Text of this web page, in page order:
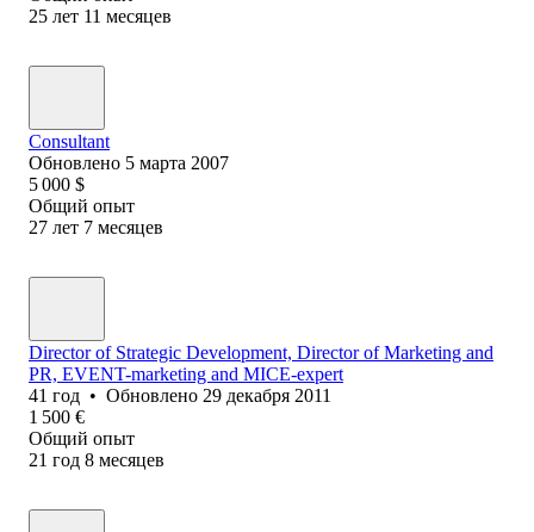
25 лет 11 месяцев
Consultant
Обновлено 5 марта 2007
5 000 $
Общий опыт
27 лет 7 месяцев
Director of Strategic Development, Director of Marketing and
PR, EVENT-marketing and MICE-expert
41 год • Обновлено 29 декабря 2011
1 500 €
Общий опыт
21 год 8 месяцев